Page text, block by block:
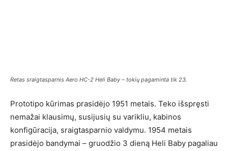
Retas sraigtasparnis Aero HC-2 Heli Baby – tokių pagaminta tik 23.
Prototipo kūrimas prasidėjo 1951 metais. Teko išspręsti
nemažai klausimų, susijusių su varikliu, kabinos
konfigūracija, sraigtasparnio valdymu. 1954 metais
prasidėjo bandymai – gruodžio 3 dieną Heli Baby pagaliau